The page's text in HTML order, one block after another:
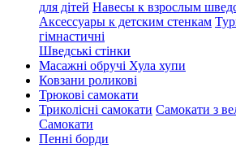
для дітей Навесы к взрослым
Аксессуары к детским стенкам
гімнастичні
Шведські стінки
Масажні обручі Хула хупи
Ковзани роликові
Трюкові самокати
Триколісні самокати Самокати з
Cамокати
Пенні борди